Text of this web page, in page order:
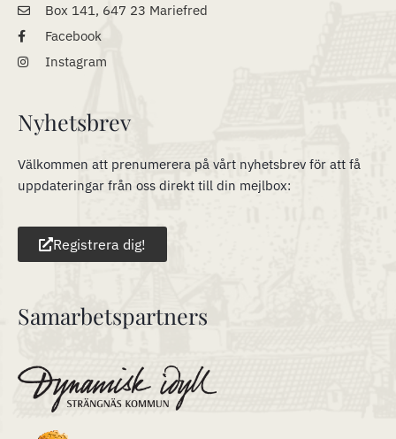
Box 141, 647 23 Mariefred
Facebook
Instagram
Nyhetsbrev
Välkommen att prenumerera på vårt nyhetsbrev för att få
uppdateringar från oss direkt till din mejlbox:
Registrera dig!
Samarbetspartners